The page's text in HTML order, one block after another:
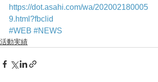
https://dot.asahi.com/wa/202002180005
9.html?fbclid
#WEB #NEWS
活動実績